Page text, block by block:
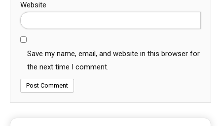
Website
Save my name, email, and website in this browser for
the next time I comment.